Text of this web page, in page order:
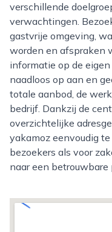
verschillende
verwachtingen.
gastvrije omgeving,
worden en afspraken
informatie op de
naadloos op aan en
totale aanbod, de
bedrijf. Dankzij de
overzichtelijke
yakamoz eenvoudig
bezoekers als voor
naar een betrouwbare